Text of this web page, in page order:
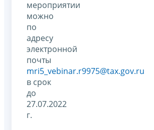
мероприятии
можно
по
адресу
электронной
почты
mri5_vebinar.r9975@tax.gov.ru
в срок
до
27.07.2022
г.